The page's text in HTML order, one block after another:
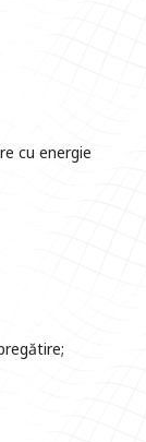
cu energie